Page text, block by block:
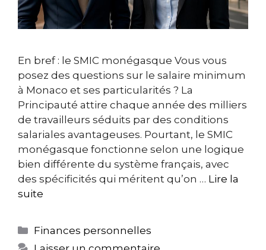
En bref : le SMIC monégasque Vous vous
posez des questions sur le salaire minimum
à Monaco et ses particularités ? La
Principauté attire chaque année des milliers
de travailleurs séduits par des conditions
salariales avantageuses. Pourtant, le SMIC
monégasque fonctionne selon une logique
bien différente du système français, avec
des spécificités qui méritent qu’on … Lire la
suite
Catégories
Finances personnelles